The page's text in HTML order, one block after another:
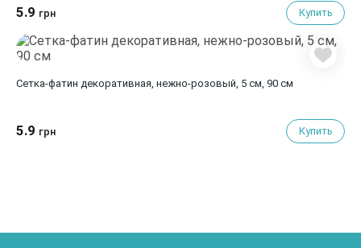
5.9 грн Купить
Сетка-фатин декоративная, нежно-розовый, 5 см, 90 см
5.9 грн Купить